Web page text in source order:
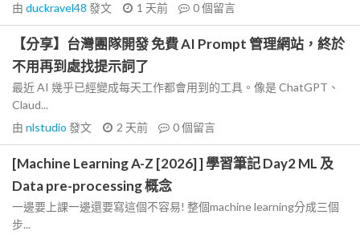
由 duckravel48 發文 1 天前 0個留言
【分享】台灣團隊開發 免費 AI Prompt 管理網站，終於
不用再到處找提示詞了
最近 AI 幾乎已經變成每天工作都會用到的工具。像是 ChatGPT、
Claud...
由 nlstudio 發文 2 天前 0個留言
[Machine Learning A-Z [2026] ] 學習筆記 Day2 ML 及
Data pre-processing 概念
一邊要上課一邊還要寫這個不容易! 整個machine learning分成三個
步...